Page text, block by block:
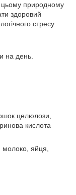
цьому природному
здоровий
стресу.
на день.
целюлози,
кислота
яйця,